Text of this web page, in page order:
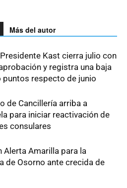
Más del autor
Kast cierra julio con
y registra una baja
puntos respecto de junio
de Cancillería arriba a
para iniciar reactivación de
consulares
Alerta Amarilla para la
de Osorno ante crecida de